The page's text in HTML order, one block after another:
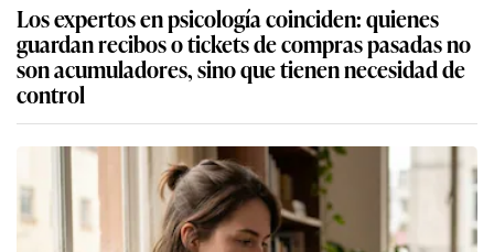
Los expertos en psicología coinciden: quienes
guardan recibos o tickets de compras pasadas no
son acumuladores, sino que tienen necesidad de
control